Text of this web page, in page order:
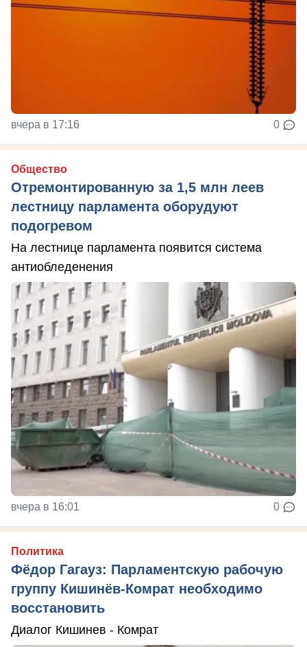
вчера в 17:16 0
Общество
Отремонтированную за 1,5 млн леев
лестницу парламента оборудуют
подогревом
На лестнице парламента появится система
антиобледенения
вчера в 16:01 0
Политика
Фёдор Гагауз: Парламентскую рабочую
группу Кишинёв-Комрат необходимо
восстановить
Диалог Кишинев - Комрат